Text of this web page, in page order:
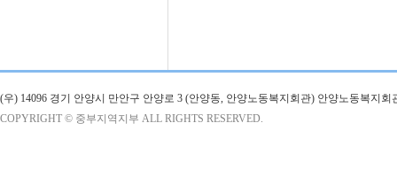
(우) 14096 경기 안양시 만안구 안양로 3 (안양동, 안양노동복지회관) 안양노동복지회
COPYRIGHT © 중부지역지부 ALL RIGHTS RESERVED.